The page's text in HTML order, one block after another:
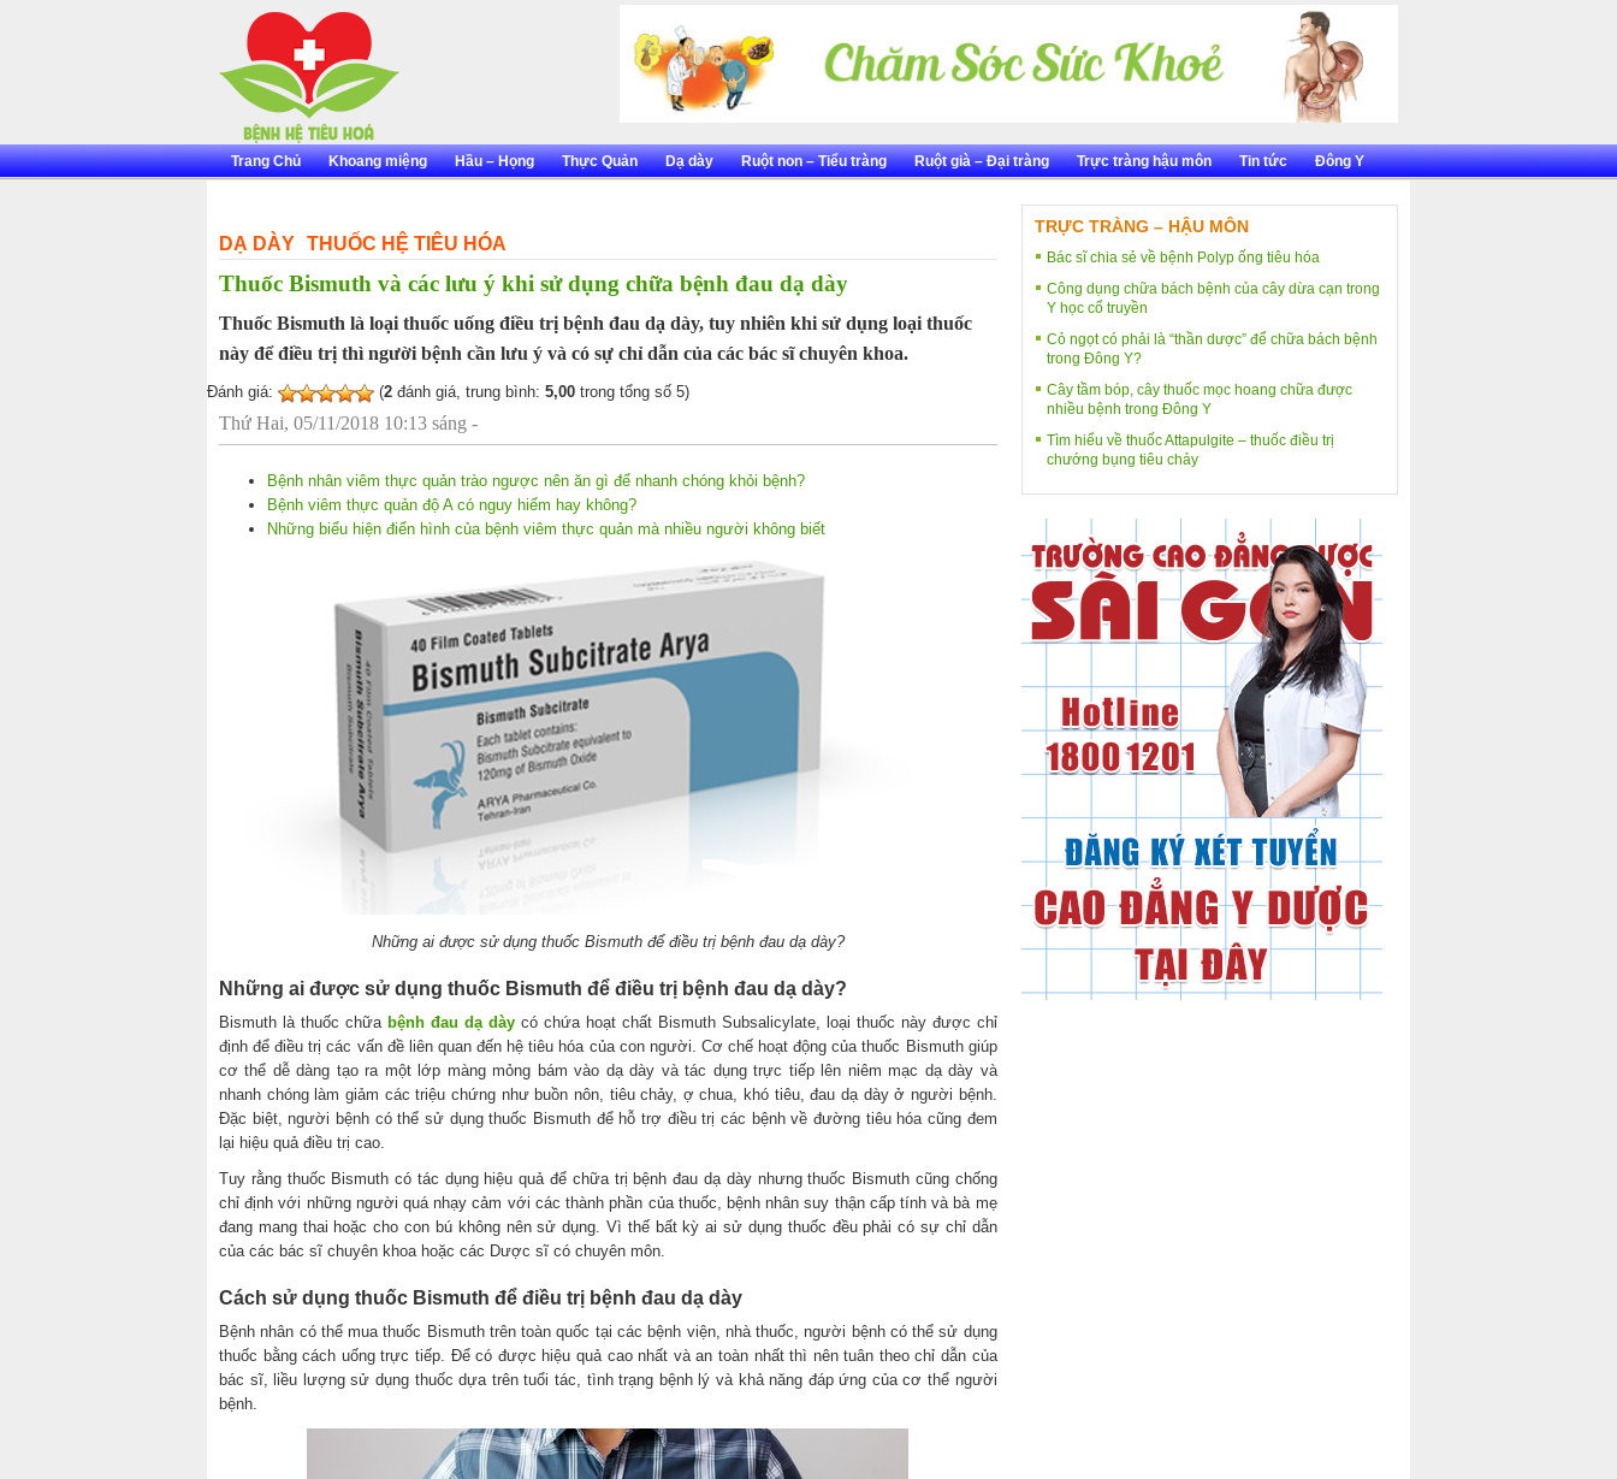
Trang Chủ Khoang miệng Hầu – Họng Thực Quản Dạ dày Ruột non – Tiểu tràng Ruột già – Đại tràng Trực tràng hậu môn Tin tức Đông Y
DẠ DÀY THUỐC HỆ TIÊU HÓA
Thuốc Bismuth và các lưu ý khi sử dụng chữa bệnh đau dạ dày
Thuốc Bismuth là loại thuốc uống điều trị bệnh đau dạ dày, tuy nhiên khi sử dụng loại thuốc
này để điều trị thì người bệnh cần lưu ý và có sự chỉ dẫn của các bác sĩ chuyên khoa.
Đánh giá: (2 đánh giá, trung bình: 5,00 trong tổng số 5)
Thứ Hai, 05/11/2018 10:13 sáng -
Bệnh nhân viêm thực quản trào ngược nên ăn gì để nhanh chóng khỏi bệnh?
Bệnh viêm thực quản độ A có nguy hiểm hay không?
Những biểu hiện điển hình của bệnh viêm thực quản mà nhiều người không biết
Những ai được sử dụng thuốc Bismuth để điều trị bệnh đau dạ dày?
Những ai được sử dụng thuốc Bismuth để điều trị bệnh đau dạ dày?
Bismuth là thuốc chữa bệnh đau dạ dàycó chứa hoạt chất Bismuth Subsalicylate, loại thuốc này được chỉ
định để điều trị các vấn đề liên quan đến hệ tiêu hóa của con người. Cơ chế hoạt động của thuốc Bismuth giúp
cơ thể dễ dàng tạo ra một lớp màng mỏng bám vào dạ dày và tác dụng trực tiếp lên niêm mạc dạ dày và
nhanh chóng làm giảm các triệu chứng như buồn nôn, tiêu chảy, ợ chua, khó tiêu, đau dạ dày ở người bệnh.
Đặc biệt, người bệnh có thể sử dụng thuốc Bismuth để hỗ trợ điều trị các bệnh về đường tiêu hóa cũng đem
lại hiệu quả điều trị cao.
Tuy rằng thuốc Bismuth có tác dụng hiệu quả để chữa trị bệnh đau dạ dày nhưng thuốc Bismuth cũng chống
chỉ định với những người quá nhạy cảm với các thành phần của thuốc, bệnh nhân suy thận cấp tính và bà mẹ
đang mang thai hoặc cho con bú không nên sử dụng. Vì thế bất kỳ ai sử dụng thuốc đều phải có sự chỉ dẫn
của các bác sĩ chuyên khoa hoặc các Dược sĩ có chuyên môn.
Cách sử dụng thuốc Bismuth để điều trị bệnh đau dạ dày
Bệnh nhân có thể mua thuốc Bismuth trên toàn quốc tại các bệnh viện, nhà thuốc, người bệnh có thể sử dụng
thuốc bằng cách uống trực tiếp. Để có được hiệu quả cao nhất và an toàn nhất thì nên tuân theo chỉ dẫn của
bác sĩ, liều lượng sử dụng thuốc dựa trên tuổi tác, tình trạng bệnh lý và khả năng đáp ứng của cơ thể người
bệnh.
TRỰC TRÀNG – HẬU MÔN
Bác sĩ chia sẻ về bệnh Polyp ống tiêu hóa
Công dụng chữa bách bệnh của cây dừa cạn trong
Y học cổ truyền
Cỏ ngọt có phải là “thần dược” để chữa bách bệnh
trong Đông Y?
Cây tầm bóp, cây thuốc mọc hoang chữa được
nhiều bệnh trong Đông Y
Tìm hiểu về thuốc Attapulgite – thuốc điều trị
chướng bụng tiêu chảy